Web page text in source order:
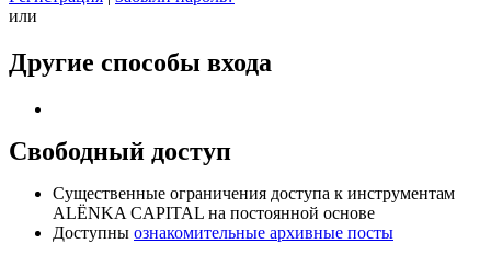
или
Другие способы входа
Свободный доступ
Cущественные ограничения доступа к инструментам
ALЁNKA CAPITAL на постоянной основе
Доступны ознакомительные архивные посты